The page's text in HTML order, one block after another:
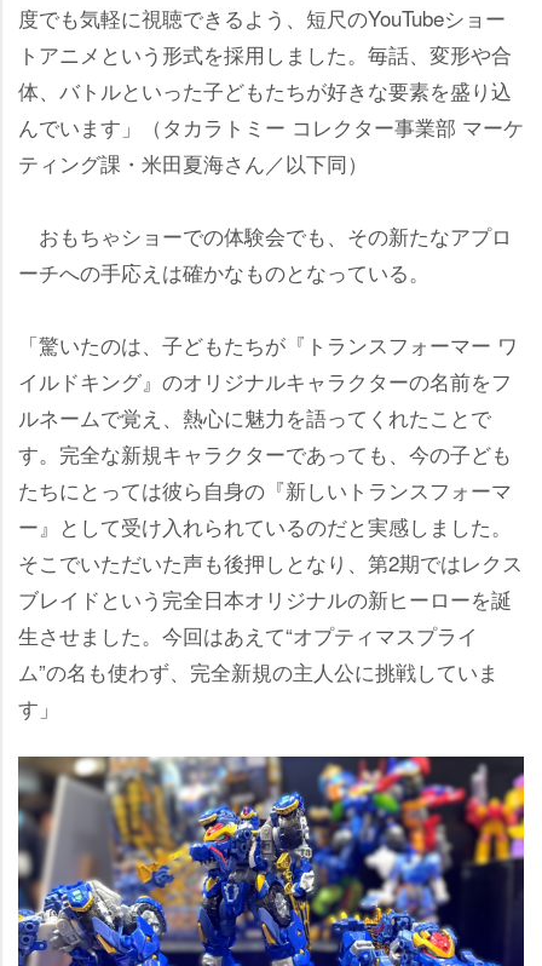
度でも気軽に視聴できるよう、短尺のYouTubeショー
トアニメという形式を採用しました。毎話、変形や合
体、バトルといった子どもたちが好きな要素を盛り込
んでいます」（タカラトミー コレクター事業部 マーケ
ティング課・米田夏海さん／以下同）
おもちゃショーでの体験会でも、その新たなアプロ
ーチへの手応えは確かなものとなっている。
「驚いたのは、子どもたちが『トランスフォーマー ワ
イルドキング』のオリジナルキャラクターの名前をフ
ルネームで覚え、熱心に魅力を語ってくれたことで
す。完全な新規キャラクターであっても、今の子ども
たちにとっては彼ら自身の『新しいトランスフォーマ
ー』として受け入れられているのだと実感しました。
そこでいただいた声も後押しとなり、第2期ではレクス
ブレイドという完全日本オリジナルの新ヒーローを誕
生させました。今回はあえて“オプティマスプライ
ム”の名も使わず、完全新規の主人公に挑戦していま
す」